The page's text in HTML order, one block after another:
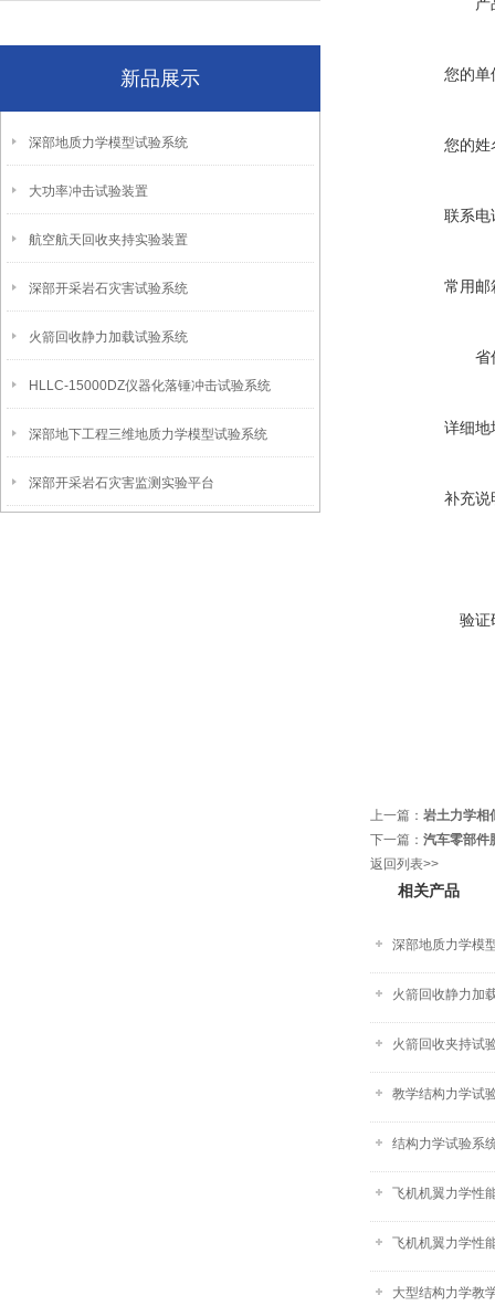
新品展示
深部地质力学模型试验系统
大功率冲击试验装置
航空航天回收夹持实验装置
深部开采岩石灾害试验系统
火箭回收静力加载试验系统
HLLC-15000DZ仪器化落锤冲击试验系统
深部地下工程三维地质力学模型试验系统
深部开采岩石灾害监测实验平台
您的单
您的姓
联系电
常用邮
省
详细地
补充说
验证
上一篇： 岩土力学相
下一篇： 汽车零部件
返回列表>>
相关产品
深部地质力学模
火箭回收静力加
火箭回收夹持试
教学结构力学试
结构力学试验系
飞机机翼力学性
飞机机翼力学性
大型结构力学教